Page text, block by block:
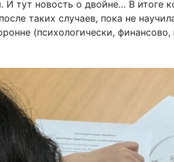
И тут новость о двойне… В итоге
таких случаев, пока не
(психологически,